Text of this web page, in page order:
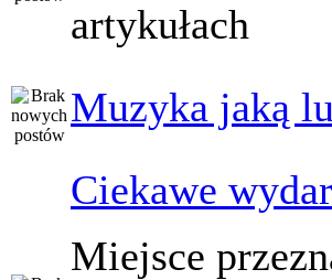
artykułach
Muzyka jaką
Ciekawe
Miejsce